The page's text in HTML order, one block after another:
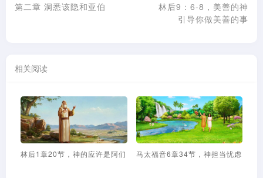
第二章 洞悉该隐和亚伯
林后9：6-8，美善的神
引导你做美善的事
相关阅读
林后1章20节，神的应许是阿们 马太福音6章34节，神担当忧虑